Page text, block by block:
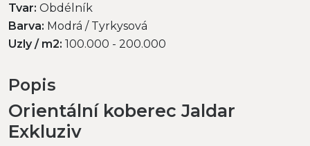
Tvar: Obdélník
Barva: Modrá / Tyrkysová
Uzly / m2: 100.000 - 200.000
Popis
Orientální koberec Jaldar
Exkluziv